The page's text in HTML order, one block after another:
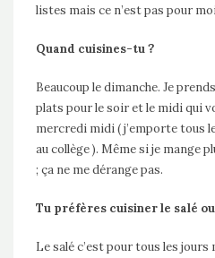
listes mais ce n’est pas pour
Quand cuisines-tu ?
Beaucoup le dimanche. Je
plats pour le soir et le midi qui
mercredi midi ( j’emporte tous
au collège ). Même si je mange
; ça ne me dérange pas.
Tu préfères cuisiner le salé
Le salé c’est pour tous les jours